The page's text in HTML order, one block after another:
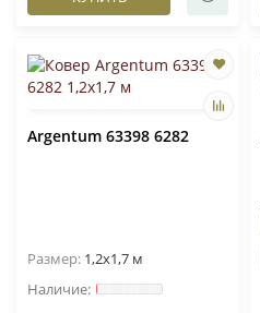
Argentum 63398 6282
Размер: 1,2x1,7 м